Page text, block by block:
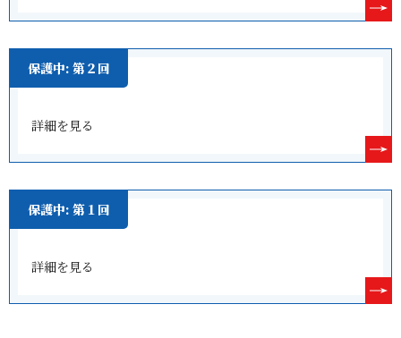
保護中: 第２回
詳細を見る
保護中: 第１回
詳細を見る